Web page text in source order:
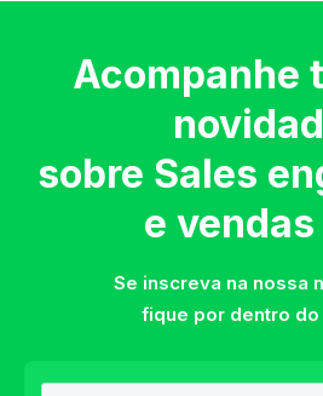
Acompanhe
sobre Sales
e vendas
Se inscreva na nossa
fique por dentro do